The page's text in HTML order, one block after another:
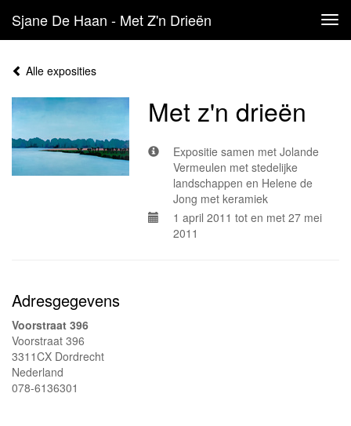
Sjane De Haan - Met Z'n Drieën
Alle exposities
Met z'n drieën
Expositie samen met Jolande
Vermeulen met stedelijke
landschappen en Helene de
Jong met keramiek
1 april 2011 tot en met 27 mei
2011
Adresgegevens
Voorstraat 396
Voorstraat 396
3311CX Dordrecht
Nederland
078-6136301